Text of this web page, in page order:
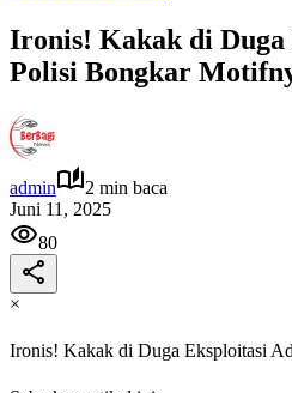
Ironis! Kakak di
Polisi Bongkar
admin
2 min baca
Juni 11, 2025
80
×
Ironis! Kakak di Duga Eksploitasi